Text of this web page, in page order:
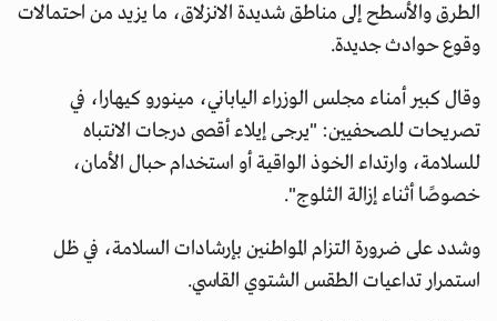
الطرق والأسطح إلى مناطق شديدة الانزلاق، ما يزيد من احتمالات
وقوع حوادث جديدة.
وقال كبير أمناء مجلس الوزراء الياباني، مينورو كيهارا، في
تصريحات للصحفيين: "يرجى إيلاء أقصى درجات الانتباه
للسلامة، وارتداء الخوذ الواقية أو استخدام حبال الأمان،
خصوصًا أثناء إزالة الثلوج".
وشدد على ضرورة التزام المواطنين بإرشادات السلامة، في ظل
استمرار تداعيات الطقس الشتوي القاسي.